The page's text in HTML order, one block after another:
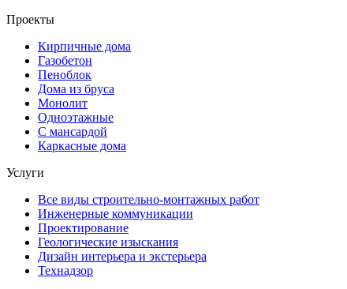
Проекты
Кирпичные дома
Газобетон
Пеноблок
Дома из бруса
Монолит
Одноэтажные
С мансардой
Каркасные дома
Услуги
Все виды строительно-монтажных работ
Инженерные коммуникации
Проектирование
Геологические изыскания
Дизайн интерьера и экстерьера
Технадзор